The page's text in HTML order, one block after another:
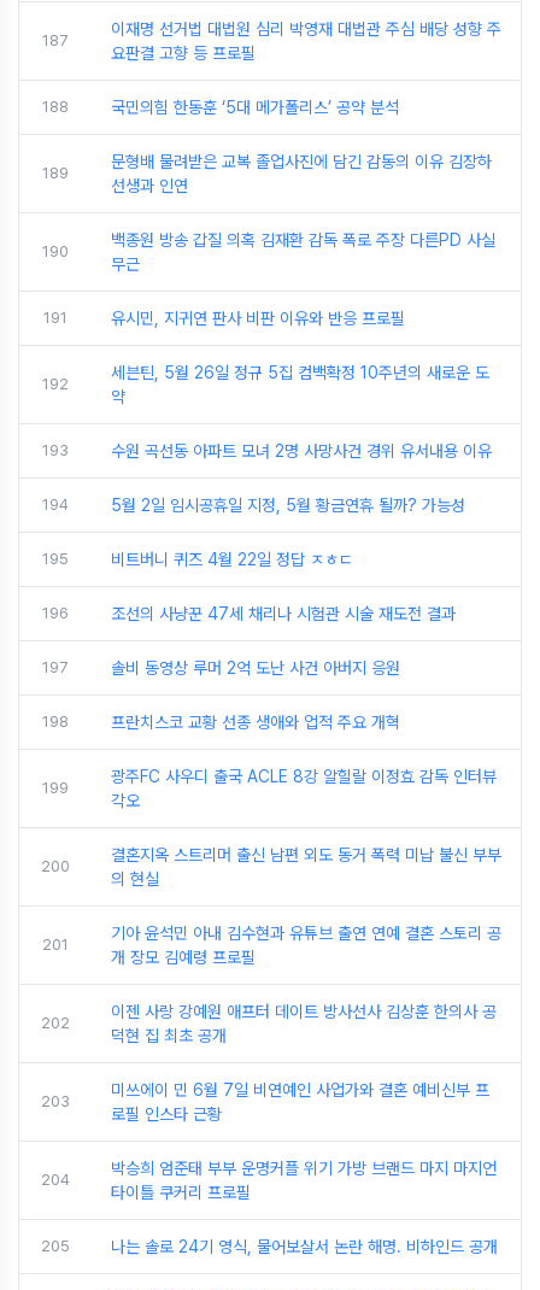
187
이재명 선거법 대법원 심리 박영재 대법관 주심 배당 성향 주
요판결 고향 등 프로필
188 국민의힘 한동훈 ‘5대 메가폴리스’ 공약 분석
189
문형배 물려받은 교복 졸업사진에 담긴 감동의 이유 김장하
선생과 인연
190
백종원 방송 갑질 의혹 김재환 감독 폭로 주장 다른PD 사실
무근
191 유시민, 지귀연 판사 비판 이유와 반응 프로필
192
세븐틴, 5월 26일 정규 5집 컴백확정 10주년의 새로운 도
약
193 수원 곡선동 아파트 모녀 2명 사망사건 경위 유서내용 이유
194 5월 2일 임시공휴일 지정, 5월 황금연휴 될까? 가능성
195 비트버니 퀴즈 4월 22일 정답 ㅈㅎㄷ
196 조선의 사냥꾼 47세 채리나 시험관 시술 재도전 결과
197 솔비 동영상 루머 2억 도난 사건 아버지 응원
198 프란치스코 교황 선종 생애와 업적 주요 개혁
199
광주FC 사우디 출국 ACLE 8강 알힐랄 이정효 감독 인터뷰
각오
200
결혼지옥 스트리머 출신 남편 외도 동거 폭력 미납 불신 부부
의 현실
201
기아 윤석민 아내 김수현과 유튜브 출연 연예 결혼 스토리 공
개 장모 김예령 프로필
202
이젠 사랑 강예원 애프터 데이트 방사선사 김상훈 한의사 공
덕현 집 최초 공개
203
미쓰에이 민 6월 7일 비연예인 사업가와 결혼 예비신부 프
로필 인스타 근황
204
박승희 엄준태 부부 운명커플 위기 가방 브랜드 마지 마지언
타이틀 쿠커리 프로필
205 나는 솔로 24기 영식, 물어보살서 논란 해명. 비하인드 공개